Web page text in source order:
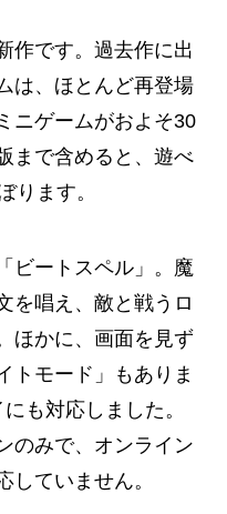
作です。過去作に出
は、ほとんど再登場
ニゲームがおよそ30
まで含めると、遊べ
ります。
ビートスペル」。魔
を唱え、敵と戦うロ
ほかに、画面を見ず
トモード」もありま
も対応しました。
のみで、オンライン
していません。